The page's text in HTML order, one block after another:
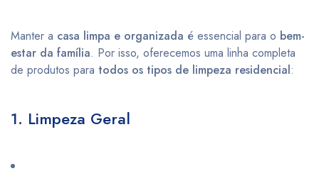
Manter a casa limpa e organizada é essencial para o bem-
estar da família. Por isso, oferecemos uma linha completa
de produtos para todos os tipos de limpeza residencial:
1. Limpeza Geral